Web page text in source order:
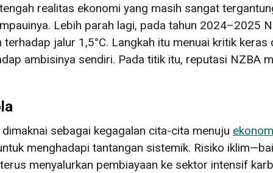
realitas ekonomi yang masih sangat
Lebih parah lagi, pada tahun 2024–2025
jalur 1,5°C. Langkah itu menuai kritik
ambisinya sendiri. Pada titik itu, reputasi NZBA
sebagai kegagalan cita-cita menuju
menghadapi tantangan sistemik. Risiko
menyalurkan pembiayaan ke sektor intensif